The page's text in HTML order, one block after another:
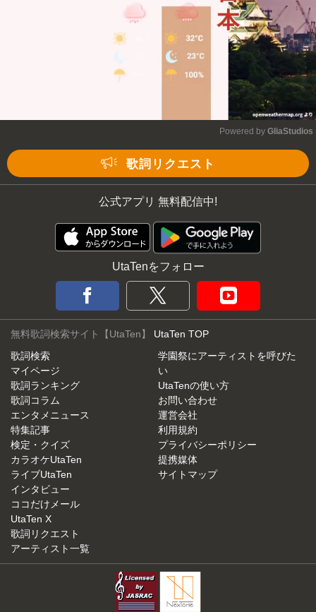
Powered by GliaStudios
歌詞リクエスト
公式アプリ 無料配信中!
UtaTenをフォロー
無料歌詞検索サイト【UtaTen】 UtaTen TOP
歌詞検索
マイページ
歌詞ランキング
歌詞コラム
エンタメニュース
特集記事
検定・クイズ
カラオケUtaTen
ライブUtaTen
インタビュー
ココだけメール
UtaTen X
歌詞リクエスト
アーティスト一覧
学園祭にアーティストを呼びた
い
UtaTenの使い方
お問い合わせ
運営会社
利用規約
プライバシーポリシー
提携媒体
サイトマップ